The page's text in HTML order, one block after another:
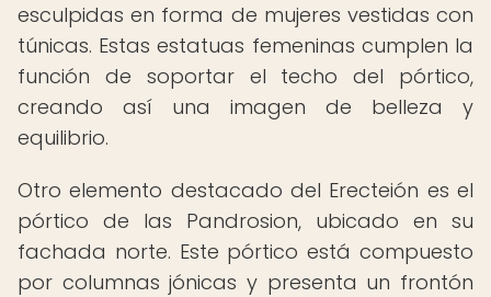
esculpidas en forma de mujeres vestidas con
túnicas. Estas estatuas femeninas cumplen la
función de soportar el techo del pórtico,
creando así una imagen de belleza y
equilibrio.
Otro elemento destacado del Erecteión es el
pórtico de las Pandrosion, ubicado en su
fachada norte. Este pórtico está compuesto
por columnas jónicas y presenta un frontón